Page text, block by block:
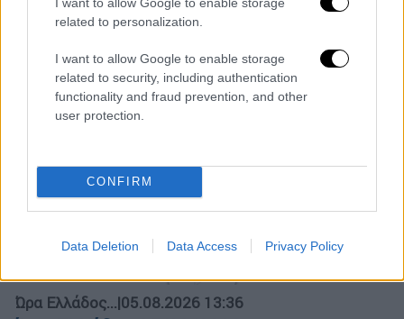
related to personalization.
I want to allow Google to enable storage
related to security, including authentication
functionality and fraud prevention, and other
user protection.
CONFIRM
Data Deletion Data Access Privacy Policy
Έφυγε ο Λάκης Χαλκιάς – Η
θρύλο
Ώρα Ελλάδος...|07.08.2026 07:49
Θεσσαλονίκη: 46χρονη έκρυβε ένα κιλό
ηρωίνη στο πλυντήριο
Ώρα Ελλάδος...|05.08.2026 13:36